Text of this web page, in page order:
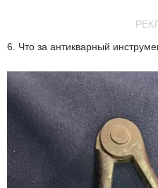
6. Что за антикварный